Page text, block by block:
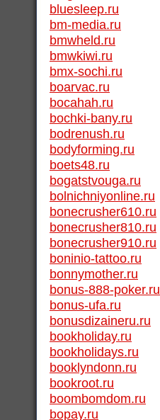
bluesleep.ru
bm-media.ru
bmwheld.ru
bmwkiwi.ru
bmx-sochi.ru
boarvac.ru
bocahah.ru
bochki-bany.ru
bodrenush.ru
bodyforming.ru
boets48.ru
bogatstvouga.ru
bolnichniyonline.ru
bonecrusher610.ru
bonecrusher810.ru
bonecrusher910.ru
boninio-tattoo.ru
bonnymother.ru
bonus-888-poker.ru
bonus-ufa.ru
bonusdizaineru.ru
bookholiday.ru
bookholidays.ru
booklyndonn.ru
bookroot.ru
boombomdom.ru
bopay.ru